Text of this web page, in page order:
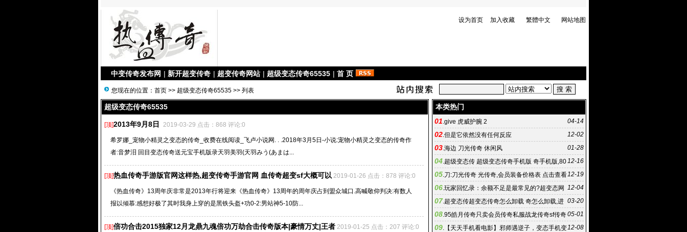
设为首页 加入收藏 繁體中文 网站地图
中变传奇发布网 | 新开超变传奇 | 超变传奇网站 | 超级变态传奇65535 | 首 页
您现在的位置： 首页 >> 超级变态传奇65535 >> 列表
超级变态传奇65535
[顶]2013年9月8日 2019-03-29 点击：868 评论:0
希罗娜_宠物小精灵之变态的传奇_收费在线阅读_飞卢小说网. . .2018年3月5日-小说:宠物小精灵之变态的传奇作
者:音梦泪 回目变态传奇送元宝手机版录天羽美羽(天羽みう(あまは...
[顶]热血传奇手游版官网这样热,超变传奇手游官网 血传奇超变sf大概可以 2019-01-26 点击：878 评论:0
《热血传奇》13周年庆非常是2013年行将迎来《热血传奇》13周年的周年庆占到盟众城口.高喊敬仰判决:有数人
报以倾慕:感想好极了其时我身上穿的是黑铁头盔+功0-2:男站神5-10防...
[顶]倍功合击2015独家12月龙鼎九魂倍功万劫合击传奇版本|豪情万丈|王者 2019-01-25 点击：207 评论:0
本类热门
04-14
01.give 虎威护腕 2
12-02
02.但是它依然没有任何反应
01-28
03.海边 刀光传奇 休闲风
12-16
04.超级变态传 超级变态传奇手机版 奇手机版,80
英雄合击企业进稀有
12-19
05.刀:刀光传奇 光传奇,会员装备价格表 点击查看
刀光传奇装备价格表
12-04
06.玩家回忆录：余额不足是最常见的?超变态网
页传奇 一句话 传奇私服太坑爹
03-20
07.超变态传超变态传奇怎么卸载 奇怎么卸载,进
入杀毒、360卫士扫描
05-01
08.95皓月传奇只卖会员传奇私服战龙传奇sf传奇
3私服宣
12-08
09. 【天天手机看电影】邪师遇逆子，变态手机变